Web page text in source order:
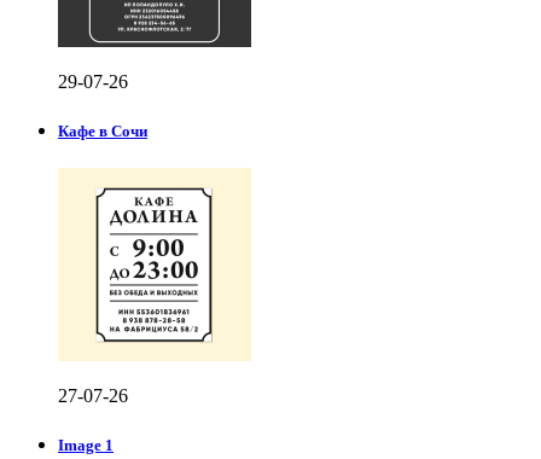
29-07-26
Кафе в Сочи
27-07-26
Image 1